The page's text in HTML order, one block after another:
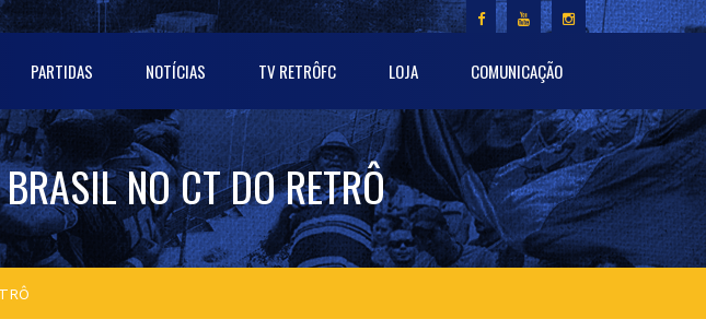
PARTIDAS NOTÍCIAS TV RETRÔFC LOJA COMUNICAÇÃO
NO CT DO RETRÔ